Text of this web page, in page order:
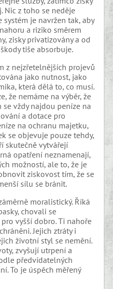
Nic z toho se neděje
je navržen tak, aby
a riziko směrem
zisky privatizovány a od
tiše absorbuje.
z nejzřetelnějších projevů
jako nutnost, jako
která dělá to, co musí.
že nemáme na výběr, že
vždy najdou peníze na
a dotace pro
na ochranu majetku,
se objevuje pouze tehdy,
skutečně vytvářejí
opatření neznamenají,
možností, ale to, že je
ziskovost tím, že se
sílu se bránit.
moralistický. Říká
chovali se
vyšší dobro. Ti nahoře
Jejich ztráty i
životní styl se nemění.
zvyšují utrpení a
předvídatelných
To je úspěch měřený